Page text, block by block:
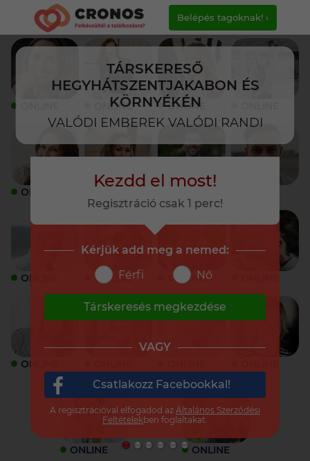
TÁRSKERESŐ
HEGYHÁTSZENTJAKABON ÉS
KÖRNYÉKÉN
VALÓDI EMBEREK VALÓDI RANDI
Belépés tagoknak! ›
ONLINE ONLINE
ONLINE
ONLINE ONLINE ONLINE
ONLINE
ONLINE ONLINE
Kezdd el most!
Regisztráció csak 1 perc!
Kérjük add meg a nemed:
Férfi
Nő
Társkeresés megkezdése
VAGY
Csatlakozz Facebookkal!
A regisztrációval elfogadod az Általános Szerződési
Feltételekben foglaltakat.